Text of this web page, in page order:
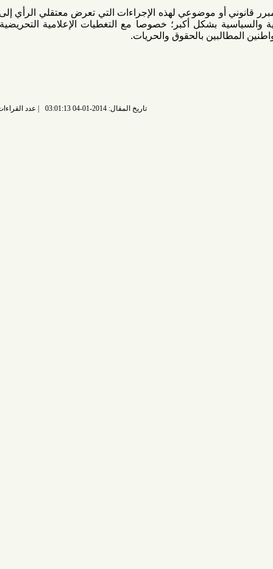
لهذه الإجراءات التي تعرض معتقلي الرأي إلى الازدراء،
بشكل أكبر؛ خصوصا مع التغطيات الإعلامية التحريضية من قبل
بالحقوق والحريات.
عدد القراءات: 6659 قراءة |